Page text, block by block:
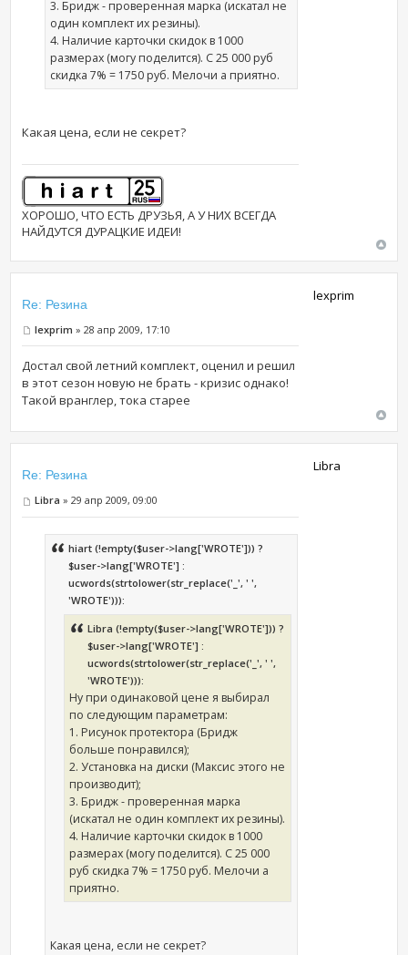
3. Бридж - проверенная марка (искатал не
один комплект их резины).
4. Наличие карточки скидок в 1000
размерах (могу поделится). С 25 000 руб
скидка 7% = 1750 руб. Мелочи а приятно.
Какая цена, если не секрет?
ХОРОШО, ЧТО ЕСТЬ ДРУЗЬЯ, А У НИХ ВСЕГДА
НАЙДУТСЯ ДУРАЦКИЕ ИДЕИ!
Re: Резина
lexprim » 28 апр 2009, 17:10
Достал свой летний комплект, оценил и решил
в этот сезон новую не брать - кризис однако!
Такой вранглер, тока старее
lexprim
Re: Резина
Libra » 29 апр 2009, 09:00
hiart (!empty($user->lang['WROTE'])) ?
$user->lang['WROTE'] :
ucwords(strtolower(str_replace('_', ' ',
'WROTE'))):
Libra (!empty($user->lang['WROTE'])) ?
$user->lang['WROTE'] :
ucwords(strtolower(str_replace('_', ' ',
'WROTE'))):
Ну при одинаковой цене я выбирал
по следующим параметрам:
1. Рисунок протектора (Бридж
больше понравился);
2. Установка на диски (Максис этого не
производит);
3. Бридж - проверенная марка
(искатал не один комплект их резины).
4. Наличие карточки скидок в 1000
размерах (могу поделится). С 25 000
руб скидка 7% = 1750 руб. Мелочи а
приятно.
Какая цена, если не секрет?
Libra